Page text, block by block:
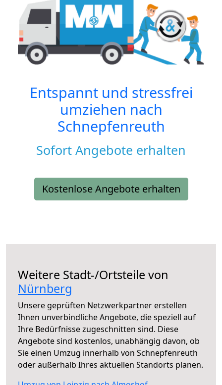
Entspannt und stressfrei
umziehen nach
Schnepfenreuth
Sofort Angebote erhalten
Kostenlose Angebote erhalten
Weitere Stadt-/Ortsteile von
Nürnberg
Unsere geprüften Netzwerkpartner erstellen
Ihnen unverbindliche Angebote, die speziell auf
Ihre Bedürfnisse zugeschnitten sind. Diese
Angebote sind kostenlos, unabhängig davon, ob
Sie einen Umzug innerhalb von Schnepfenreuth
oder außerhalb Ihres aktuellen Standorts planen.